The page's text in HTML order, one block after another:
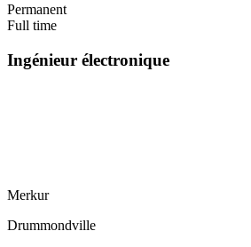
Permanent
Full time
Ingénieur électronique
Merkur
Drummondville